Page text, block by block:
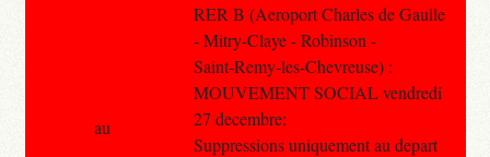
RER B (Aeroport Charles de Gaulle
- Mitry-Claye - Robinson -
Saint-Remy-les-Chevreuse) :
MOUVEMENT SOCIAL vendredi
27 decembre:
Suppressions uniquement au depart
au